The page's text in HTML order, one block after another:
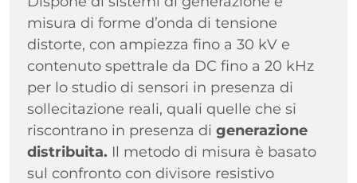
misura di forme d’onda di tensione
distorte, con ampiezza fino a 30 kV e
contenuto spettrale da DC fino a 20 kHz
per lo studio di sensori in presenza di
sollecitazione reali, quali quelle che si
riscontrano in presenza digenerazione
distribuita. Il metodo di misura è basato
sul confronto con divisore resistivo